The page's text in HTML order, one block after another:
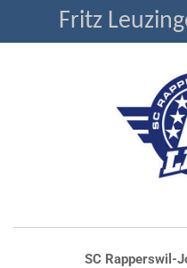
Hauptinhalt
Fritz
SC Rapperswil-